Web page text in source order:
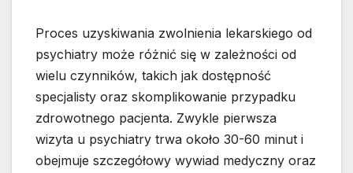
Proces uzyskiwania zwolnienia lekarskiego od
psychiatry może różnić się w zależności od
wielu czynników, takich jak dostępność
specjalisty oraz skomplikowanie przypadku
zdrowotnego pacjenta. Zwykle pierwsza
wizyta u psychiatry trwa około 30-60 minut i
obejmuje szczegółowy wywiad medyczny oraz